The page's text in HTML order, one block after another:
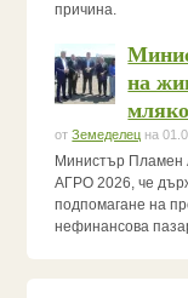
причина.
на
отЗемеделец на
Министър Пламен
АГРО 2026, че
подпомагане на
нефинансова